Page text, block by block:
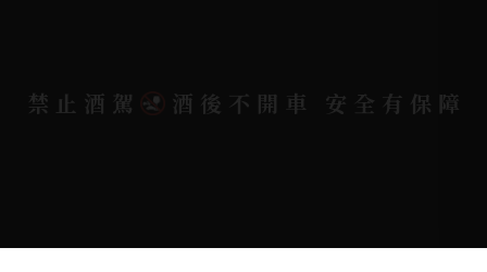
2026. All rights reserved.
Designed By
Bondlink
禁止酒駕 酒後不開車 安全有保障